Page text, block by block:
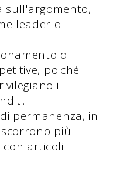
sull'argomento,
leader di
di
poiché i
i
permanenza, in
più
articoli